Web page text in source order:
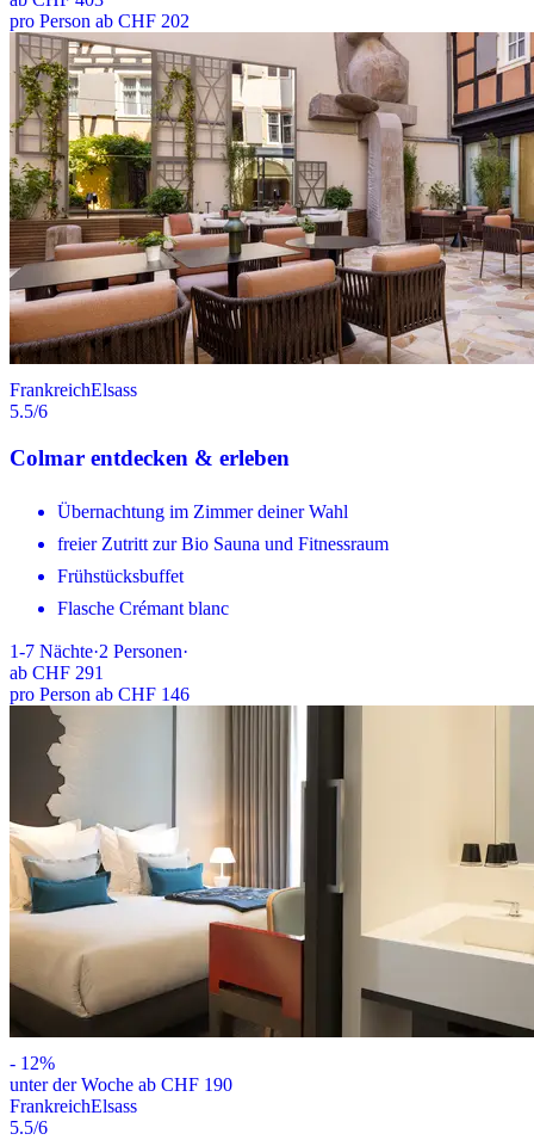
pro Person ab CHF 202
FrankreichElsass
5.5/6
Colmar entdecken & erleben
Übernachtung im Zimmer deiner Wahl
freier Zutritt zur Bio Sauna und Fitnessraum
Frühstücksbuffet
Flasche Crémant blanc
1-7 Nächte·2 Personen·
ab CHF 291
pro Person ab CHF 146
- 12%
unter der Woche ab CHF 190
FrankreichElsass
5.5/6